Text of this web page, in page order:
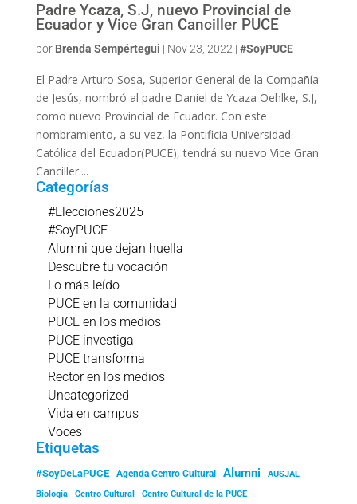
Padre Ycaza, S.J, nuevo Provincial de
Ecuador y Vice Gran Canciller PUCE
por Brenda Sempértegui | Nov 23, 2022 | #SoyPUCE
El Padre Arturo Sosa, Superior General de la Compañía
de Jesús, nombró al padre Daniel de Ycaza Oehlke, S.J,
como nuevo Provincial de Ecuador. Con este
nombramiento, a su vez, la Pontificia Universidad
Católica del Ecuador(PUCE), tendrá su nuevo Vice Gran
Canciller....
Categorías
#Elecciones2025
#SoyPUCE
Alumni que dejan huella
Descubre tu vocación
Lo más leído
PUCE en la comunidad
PUCE en los medios
PUCE investiga
PUCE transforma
Rector en los medios
Uncategorized
Vida en campus
Voces
Etiquetas
#SoyDeLaPUCE Agenda Centro Cultural Alumni
AUSJAL
Biología
Centro Cultural Centro Cultural de la PUCE